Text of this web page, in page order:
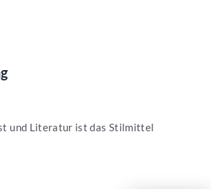
und Literatur ist das Stilmittel